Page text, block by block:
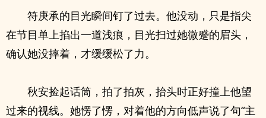
符庚承的目光瞬间钉了过去。他没动，只是指尖
在节目单上掐出一道浅痕，目光扫过她微蹙的眉头，
确认她没摔着，才缓缓松了力。
秋安捡起话筒，拍了拍灰，抬头时正好撞上他望
过来的视线。她愣了愣，对着他的方向低声说了句“主